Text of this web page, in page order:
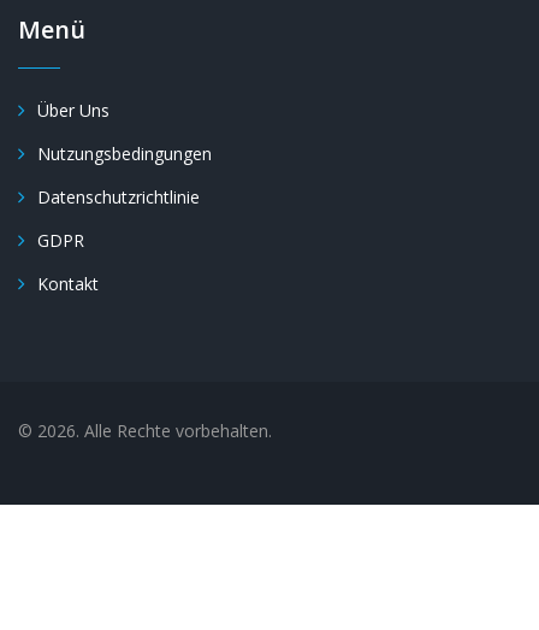
Menü
Über Uns
Nutzungsbedingungen
Datenschutzrichtlinie
GDPR
Kontakt
© 2026. Alle Rechte vorbehalten.